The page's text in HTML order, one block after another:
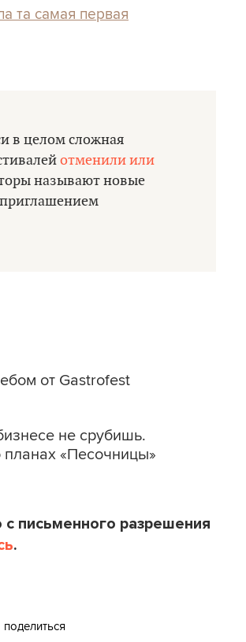
та самая первая
в целом сложная
отменили или
называют новые
от Gastrofest
не срубишь.
«Песочницы»
письменного разрешения
.
поделиться